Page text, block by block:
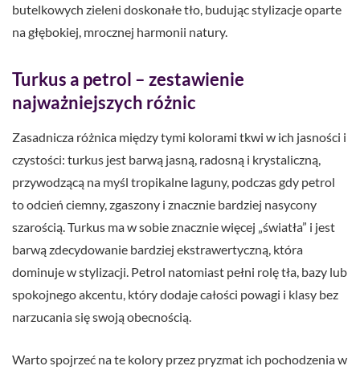
butelkowych zieleni doskonałe tło, budując stylizacje oparte
na głębokiej, mrocznej harmonii natury.
Turkus a petrol – zestawienie
najważniejszych różnic
Zasadnicza różnica między tymi kolorami tkwi w ich jasności i
czystości: turkus jest barwą jasną, radosną i krystaliczną,
przywodzącą na myśl tropikalne laguny, podczas gdy petrol
to odcień ciemny, zgaszony i znacznie bardziej nasycony
szarością. Turkus ma w sobie znacznie więcej „światła” i jest
barwą zdecydowanie bardziej ekstrawertyczną, która
dominuje w stylizacji. Petrol natomiast pełni rolę tła, bazy lub
spokojnego akcentu, który dodaje całości powagi i klasy bez
narzucania się swoją obecnością.
Warto spojrzeć na te kolory przez pryzmat ich pochodzenia w